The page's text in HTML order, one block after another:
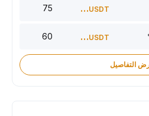
220USDT
150USDT